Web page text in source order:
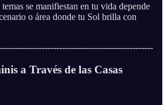
se manifiestan en tu vida depende
o área donde tu Sol brilla con
a Través de las Casas